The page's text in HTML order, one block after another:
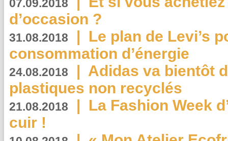
07.09.2018
d’occasion ?
31.08.2018 | Le plan de Levi’s
consommation d’énergie
24.08.2018 | Adidas va bientôt
plastiques non recyclés
21.08.2018 | La Fashion Week
cuir !